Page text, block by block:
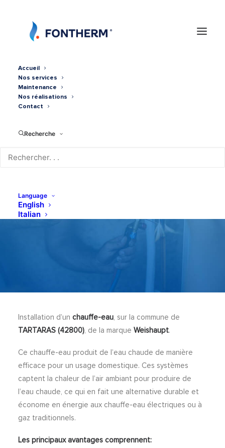
Accueil
Nos services
Maintenance
Nos réalisations
Contact
Recherche
Language
English
Italian
Installation d’un chauffe-eau, sur la commune de
TARTARAS (42800), de la marque Weishaupt.
Ce chauffe-eau produit de l’eau chaude de manière
efficace pour un usage domestique. Ces systèmes
captent la chaleur de l’air ambiant pour produire de
l’eau chaude, ce qui en fait une alternative durable et
économe en énergie aux chauffe-eau électriques ou à
gaz traditionnels.
Les principaux avantages comprennent: